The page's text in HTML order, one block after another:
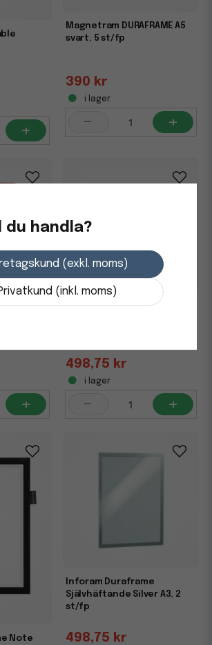
+
Magnetram DURAFRAME A5
svart, 5 st/fp
390 kr
i lager
- +
+
Inforam Duraframe
498,75 kr
i lager
- +
Note
Inforam Duraframe
Självhäftande Silver A3, 2
st/fp
498,75 kr
du handla?
(exkl. moms)
(inkl. moms)